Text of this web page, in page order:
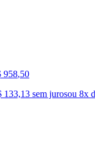
958,50
133,13 sem jurosou 8x